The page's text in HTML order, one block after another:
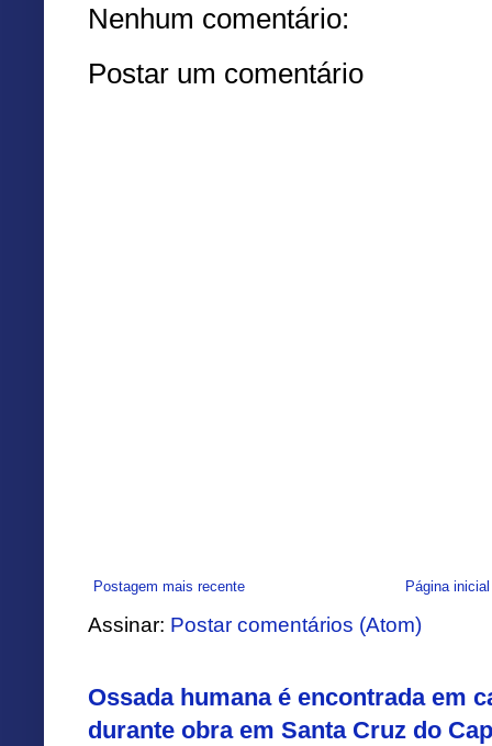
Nenhum comentário:
Postar um comentário
Postagem mais recente Página inicial
Assinar: Postar comentários (Atom)
Ossada humana é encontrada em
durante obra em Santa Cruz do